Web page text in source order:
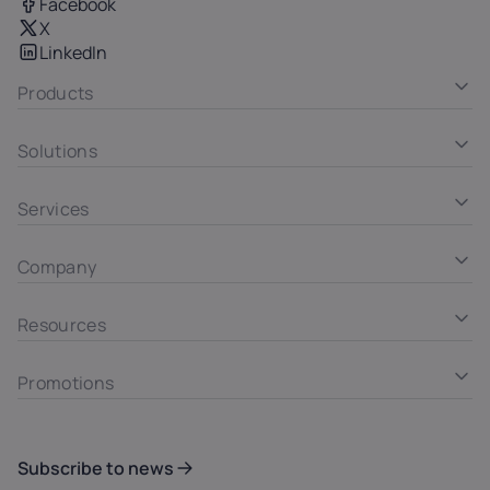
X
LinkedIn
Products
Solutions
Services
Company
Resources
Promotions
Subscribe to news